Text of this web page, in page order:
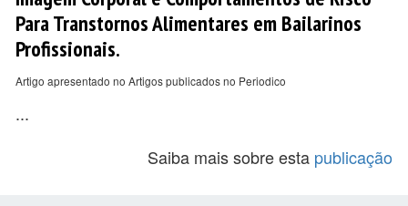
Para Transtornos Alimentares em Bailarinos
Profissionais.
Artigo apresentado no Artigos publicados no Periodico
...
Saiba mais sobre esta publicação